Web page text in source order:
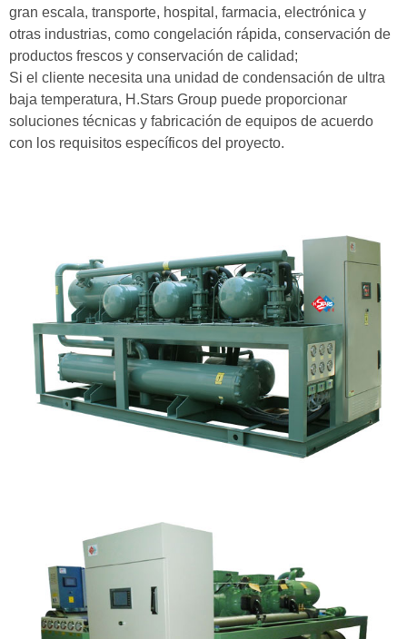
gran escala, transporte, hospital, farmacia, electrónica y
otras industrias, como congelación rápida, conservación de
productos frescos y conservación de calidad;
Si el cliente necesita una unidad de condensación de ultra
baja temperatura, H.Stars Group puede proporcionar
soluciones técnicas y fabricación de equipos de acuerdo
con los requisitos específicos del proyecto.